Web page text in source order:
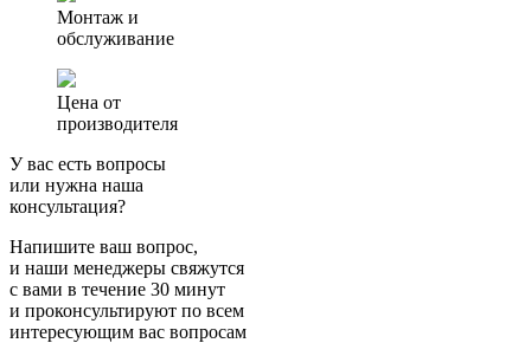
Монтаж и
обслуживание
Цена от
производителя
У вас есть вопросы
или нужна наша
консультация?
Напишите ваш вопрос,
и наши менеджеры свяжутся
с вами в течение 30 минут
и проконсультируют по всем
интересующим вас вопросам